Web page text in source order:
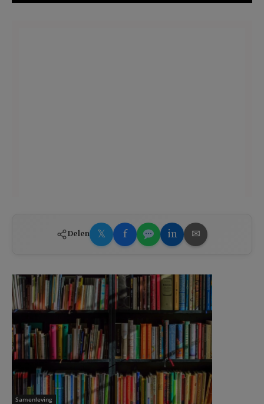
Delen 𝕏 f in ✉
Samenleving